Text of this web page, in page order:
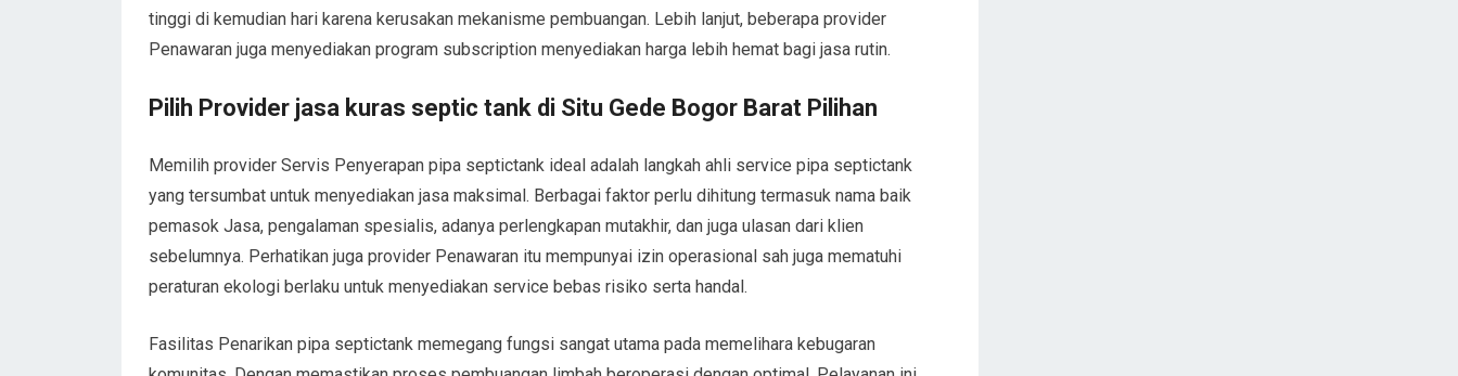
tinggi di kemudian hari karena kerusakan mekanisme pembuangan. Lebih lanjut, beberapa provider
Penawaran juga menyediakan program subscription menyediakan harga lebih hemat bagi jasa rutin.
Pilih Provider jasa kuras septic tank di Situ Gede Bogor Barat Pilihan
Memilih provider Servis Penyerapan pipa septictank ideal adalah langkah ahli service pipa septictank
yang tersumbat untuk menyediakan jasa maksimal. Berbagai faktor perlu dihitung termasuk nama baik
pemasok Jasa, pengalaman spesialis, adanya perlengkapan mutakhir, dan juga ulasan dari klien
sebelumnya. Perhatikan juga provider Penawaran itu mempunyai izin operasional sah juga mematuhi
peraturan ekologi berlaku untuk menyediakan service bebas risiko serta handal.
Fasilitas Penarikan pipa septictank memegang fungsi sangat utama pada memelihara kebugaran